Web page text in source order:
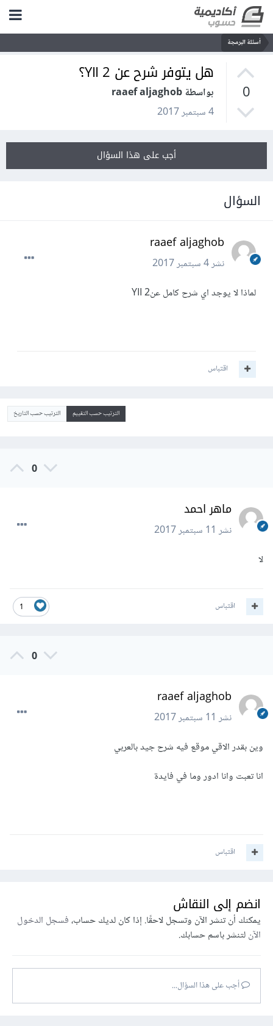
أسئلة البرمجة
0
هل يتوفر شرح عن YII 2؟
بواسطة raaef aljaghob
4 سبتمبر 2017
أجب على هذا السؤال
السؤال
raaef aljaghob
نشر4 سبتمبر 2017
لماذا لا يوجد اي شرح كامل عنYII 2
اقتباس
الترتيب حسب التقييم الترتيب حسب التاريخ
0
ماهر احمد
نشر11 سبتمبر 2017
لا
1 اقتباس
0
raaef aljaghob
نشر11 سبتمبر 2017
وين بقدر الاقي موقع فيه شرح جيد بالعربي
انا تعبت وانا ادور وما في فايدة
اقتباس
انضم إلى النقاش
يمكنك أن تنشر الآن وتسجل لاحقًا. إذا كان لديك حساب،فسجل الدخول
الآنلتنشر باسم حسابك.
أجب على هذا السؤال...